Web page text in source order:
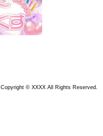
Copyright © XXXX All Rights Reserved.